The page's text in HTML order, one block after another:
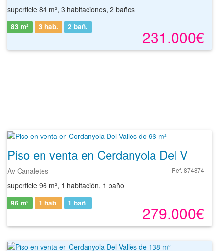
superficie 84 m², 3 habitaciones, 2 baños
231.000€
83 m² 3 hab. 2 bañ.
Piso en venta en Cerdanyola Del Vallès de 96 m²
Av Canaletes Ref. 874874
superficie 96 m², 1 habitación, 1 baño
279.000€
96 m² 1 hab. 1 bañ.